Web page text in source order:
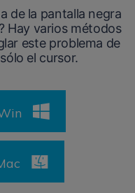
sistema Mac
Nuevo
de la pantalla negra
Hay varios métodos
este problema de
el cursor.